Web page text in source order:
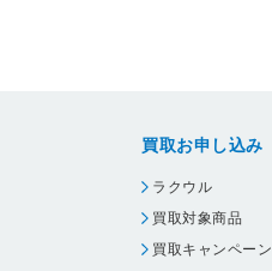
買取お申し込み
ラクウル
買取対象商品
買取キャンペーン